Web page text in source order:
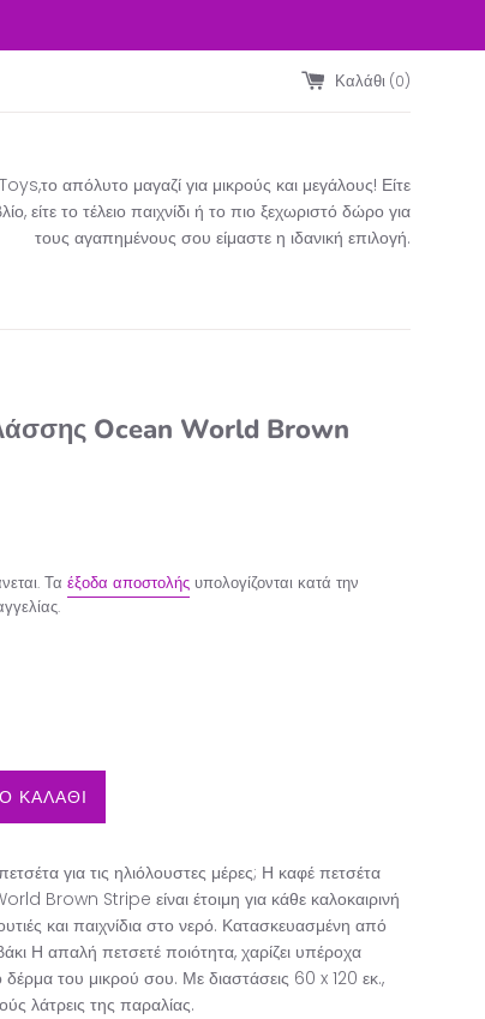
Καλάθι (0)
απόλυτο μαγαζί για μικρούς και μεγάλους! Είτε
είτε το τέλειο παιχνίδι ή το πιο ξεχωριστό δώρο για
τους αγαπημένους σου είμαστε η ιδανική επιλογή.​
Ocean World Brown
Τα έξοδα αποστολής υπολογίζονται κατά την
ΚΑΛΑΘΙ
για τις ηλιόλουστες μέρες; Η καφέ πετσέτα
Brown Stripe είναι έτοιμη για κάθε καλοκαιρινή
και παιχνίδια στο νερό. Κατασκευασμένη από
Η απαλή πετσετέ ποιότητα, χαρίζει υπέροχα
του μικρού σου. Με διαστάσεις 60 x 120 εκ.,
λάτρεις της παραλίας.